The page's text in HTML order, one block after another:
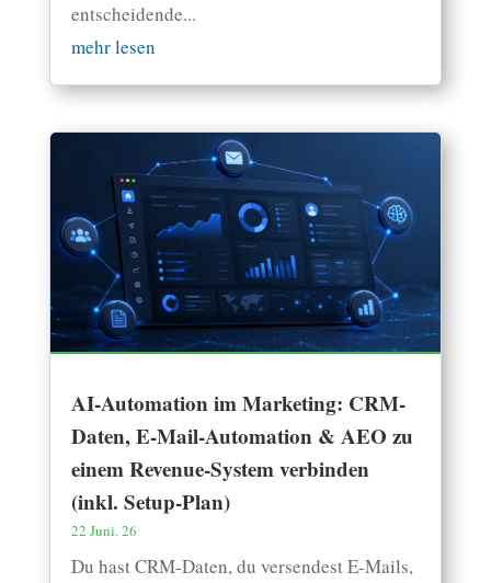
entscheidende...
mehr lesen
AI-Automation im Marketing: CRM-
Daten, E-Mail-Automation & AEO zu
einem Revenue-System verbinden
(inkl. Setup-Plan)
22 Juni. 26
Du hast CRM-Daten, du versendest E-Mails,